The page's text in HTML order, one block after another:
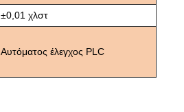
±0,01 χλστ
Αυτόματος έλεγχος PLC